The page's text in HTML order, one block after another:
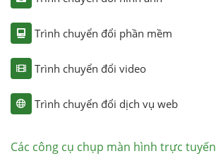
Trình chuyển đổi phần mềm
Trình chuyển đổi video
Trình chuyển đổi dịch vụ web
Các công cụ chụp màn hình trực tuyến